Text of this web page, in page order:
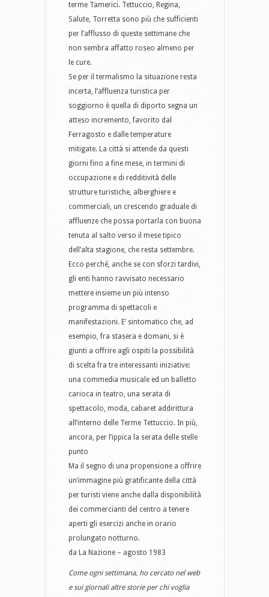
terme Tamerici. Tettuccio, Regina,
Salute, Torretta sono più che sufficienti
per l’afflusso di queste settimane che
non sembra affatto roseo almeno per
le cure.
Se per il termalismo la situazione resta
incerta, l’affluenza turistica per
soggiorno è quella di diporto segna un
atteso incremento, favorito dal
Ferragosto e dalle temperature
mitigate. La città si attende da questi
giorni fino a fine mese, in termini di
occupazione e di redditività delle
strutture turistiche, alberghiere e
commerciali, un crescendo graduale di
affluenze che possa portarla con buona
tenuta al salto verso il mese tipico
dell’alta stagione, che resta settembre.
Ecco perché, anche se con sforzi tardivi,
gli enti hanno ravvisato necessario
mettere insieme un più intenso
programma di spettacoli e
manifestazioni. E’ sintomatico che, ad
esempio, fra stasera e domani, si è
giunti a offrire agli ospiti la possibilità
di scelta fra tre interessanti iniziative:
una commedia musicale ed un balletto
carioca in teatro, una serata di
spettacolo, moda, cabaret addirittura
all’interno delle Terme Tettuccio. In più,
ancora, per l’ippica la serata delle stelle
punto
Ma il segno di una propensione a offrire
un’immagine più gratificante della città
per turisti viene anche dalla disponibilità
dei commercianti del centro a tenere
aperti gli esercizi anche in orario
prolungato notturno.
da La Nazione – agosto 1983
Come ogni settimana, ho cercato nel web
e sui giornali altre storie per chi voglia